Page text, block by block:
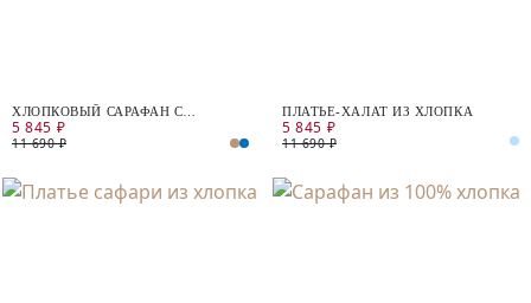
ХЛОПКОВЫЙ САРАФАН С
НАКЛАДНЫМИ КАРМАНАМИ
5 845 ₽
11 690 ₽
ПЛАТЬЕ-ХАЛАТ ИЗ ХЛОПКА
5 845 ₽
11 690 ₽